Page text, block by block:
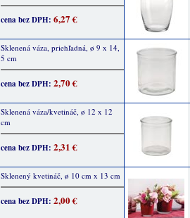
cena bez DPH: 6,27 €
Sklenená váza, priehľadná, ø 9 x 14,
5 cm
cena bez DPH: 2,70 €
Sklenená váza/kvetináč, ø 12 x 12
cm
cena bez DPH: 2,31 €
Sklenený kvetináč, ø 10 cm x 13 cm
cena bez DPH: 2,00 €